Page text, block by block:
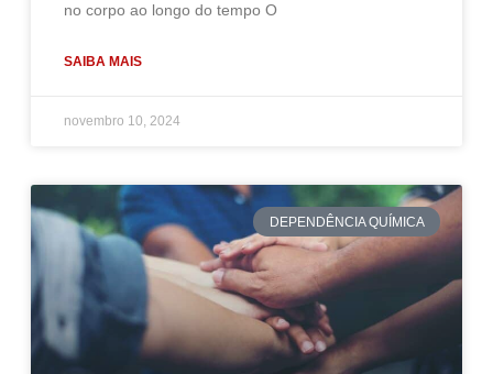
no corpo ao longo do tempo O
SAIBA MAIS
novembro 10, 2024
DEPENDÊNCIA QUÍMICA